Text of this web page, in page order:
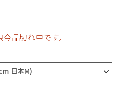
品切れ中です。
日本M)